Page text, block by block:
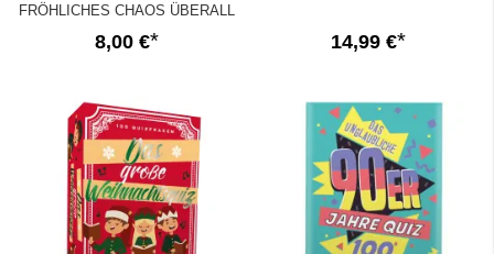
FRÖHLICHES CHAOS ÜBERALL
8,00 € 14,99 €